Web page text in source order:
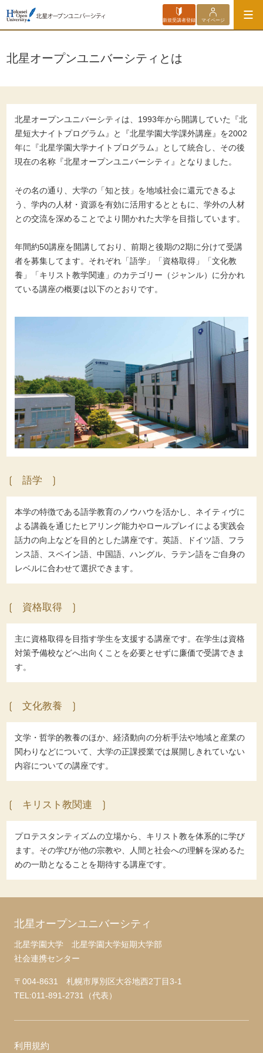
新規受講者登録 マイページ
北星オープンユニバーシティとは
北星オープンユニバーシティは、1993年から開講していた『北
星短大ナイトプログラム』と『北星学園大学課外講座』を2002
年に『北星学園大学ナイトプログラム』として統合し、その後
現在の名称『北星オープンユニバーシティ』となりました。
その名の通り、大学の「知と技」を地域社会に還元できるよ
う、学内の人材・資源を有効に活用するとともに、学外の人材
との交流を深めることでより開かれた大学を目指しています。
年間約50講座を開講しており、前期と後期の2期に分けて受講
者を募集してます。それぞれ「語学」「資格取得」「文化教
養」「キリスト教学関連」のカテゴリー（ジャンル）に分かれ
ている講座の概要は以下のとおりです。
語学
本学の特徴である語学教育のノウハウを活かし、ネイティヴに
よる講義を通じたヒアリング能力やロールプレイによる実践会
話力の向上などを目的とした講座です。英語、ドイツ語、フラ
ンス語、スペイン語、中国語、ハングル、ラテン語をご自身の
レベルに合わせて選択できます。
資格取得
主に資格取得を目指す学生を支援する講座です。在学生は資格
対策予備校などへ出向くことを必要とせずに廉価で受講できま
す。
文化教養
文学・哲学的教養のほか、経済動向の分析手法や地域と産業の
関わりなどについて、大学の正課授業では展開しきれていない
内容についての講座です。
キリスト教関連
プロテスタンティズムの立場から、キリスト教を体系的に学び
ます。その学びが他の宗教や、人間と社会への理解を深めるた
めの一助となることを期待する講座です。
北星オープンユニバーシティ
北星学園大学 北星学園大学短期大学部
社会連携センター
〒004-8631 札幌市厚別区大谷地西2丁目3-1
TEL:011-891-2731（代表）
利用規約